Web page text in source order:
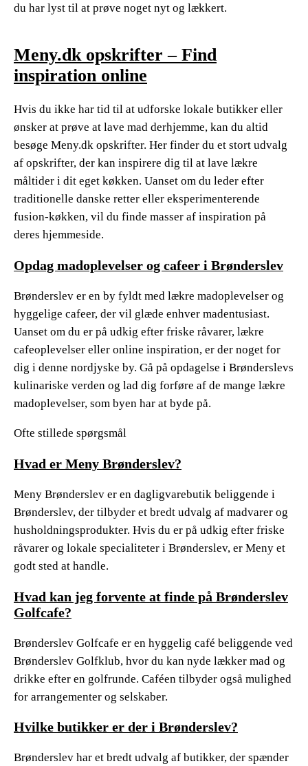
du har lyst til at prøve noget nyt og lækkert.
Meny.dk opskrifter – Find
inspiration online
Hvis du ikke har tid til at udforske lokale butikker eller
ønsker at prøve at lave mad derhjemme, kan du altid
besøge Meny.dk opskrifter. Her finder du et stort udvalg
af opskrifter, der kan inspirere dig til at lave lækre
måltider i dit eget køkken. Uanset om du leder efter
traditionelle danske retter eller eksperimenterende
fusion-køkken, vil du finde masser af inspiration på
deres hjemmeside.
Opdag madoplevelser og cafeer i Brønderslev
Brønderslev er en by fyldt med lækre madoplevelser og
hyggelige cafeer, der vil glæde enhver madentusiast.
Uanset om du er på udkig efter friske råvarer, lækre
cafeoplevelser eller online inspiration, er der noget for
dig i denne nordjyske by. Gå på opdagelse i Brønderslevs
kulinariske verden og lad dig forføre af de mange lækre
madoplevelser, som byen har at byde på.
Ofte stillede spørgsmål
Hvad er Meny Brønderslev?
Meny Brønderslev er en dagligvarebutik beliggende i
Brønderslev, der tilbyder et bredt udvalg af madvarer og
husholdningsprodukter. Hvis du er på udkig efter friske
råvarer og lokale specialiteter i Brønderslev, er Meny et
godt sted at handle.
Hvad kan jeg forvente at finde på Brønderslev
Golfcafe?
Brønderslev Golfcafe er en hyggelig café beliggende ved
Brønderslev Golfklub, hvor du kan nyde lækker mad og
drikke efter en golfrunde. Caféen tilbyder også mulighed
for arrangementer og selskaber.
Hvilke butikker er der i Brønderslev?
Brønderslev har et bredt udvalg af butikker, der spænder